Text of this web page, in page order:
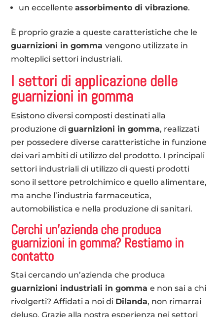
un eccellenteassorbimento di vibrazione.
È proprio grazie a queste caratteristiche che le
guarnizioni in gommavengono utilizzate in
molteplici settori industriali.
I settori di applicazione delle
guarnizioni in gomma
Esistono diversi composti destinati alla
produzione diguarnizioni in gomma, realizzati
per possedere diverse caratteristiche in funzione
dei vari ambiti di utilizzo del prodotto. I principali
settori industriali di utilizzo di questi prodotti
sono il settore petrolchimico e quello alimentare,
ma anche l’industria farmaceutica,
automobilistica e nella produzione di sanitari.
Cerchi un’azienda che produca
guarnizioni in gomma? Restiamo in
contatto
Stai cercando un’azienda che produca
guarnizioni industriali in gommae non sai a chi
rivolgerti? Affidati a noi di Dilanda, non rimarrai
deluso. Grazie alla nostra esperienza nei settori